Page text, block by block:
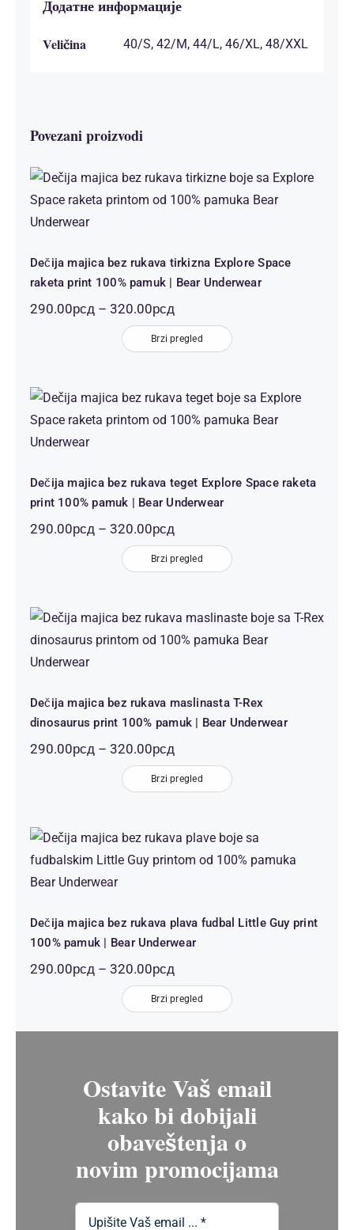
Додатне информације
Veličina 40/S, 42/M, 44/L, 46/XL, 48/XXL
Povezani proizvodi
Dečija majica bez rukava tirkizna
Explore Space raketa print 100%
Dečija majica bez rukava tirkizna Explore Space
raketa print 100% pamuk | Bear Underwear
290.00рсд – 320.00рсдРаспон
цена:
од
290.00рсд
320.00рсд
Brzi pregled
Dečija majica bez rukava teget Explore
Space raketa print 100% pamuk | Bear
Dečija majica bez rukava teget Explore Space raketa
print 100% pamuk | Bear Underwear
290.00рсд – 320.00рсдРаспон
цена:
од
290.00рсд
320.00рсд
Brzi pregled
Dečija majica bez rukava maslinasta T-
Rex dinosaurus print 100% pamuk |
Dečija majica bez rukava maslinasta T-Rex
dinosaurus print 100% pamuk | Bear Underwear
290.00рсд – 320.00рсдРаспон
цена:
од
290.00рсд
320.00рсд
Brzi pregled
Dečija majica bez rukava plava fudbal
Little Guy print 100% pamuk | Bear
Dečija majica bez rukava plava fudbal Little Guy print
100% pamuk | Bear Underwear
290.00рсд – 320.00рсдРаспон
цена:
од
290.00рсд
до
Brzi pregled
Ostavite Vaš email
kako bi dobijali
obaveštenja o
novim promocijama